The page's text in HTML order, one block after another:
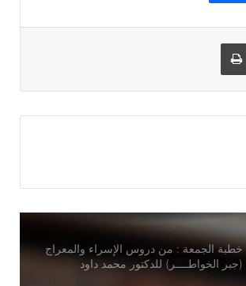
(جبر الخواطــــر) للدكتور محمد داود
خطبة الجمعة القادمة من دروس وعبر
معجزة الإسراء والمعراج (جبر الخواطر)
للدكتور مسعد الشايب